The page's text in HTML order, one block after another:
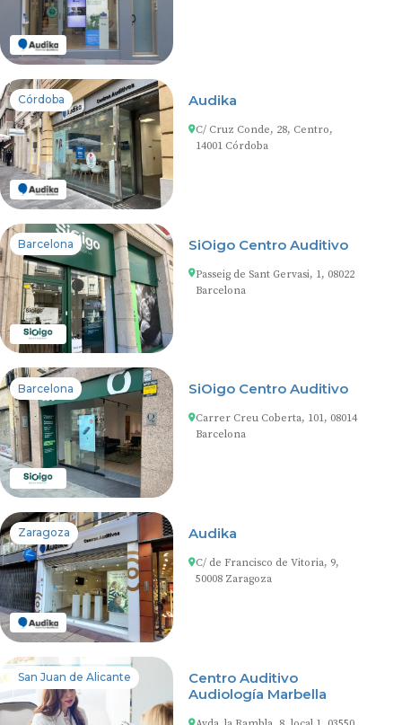
Córdoba Audika
C/ Cruz Conde, 28, Centro,
14001 Córdoba
Barcelona SiOigo Centro Auditivo
Passeig de Sant Gervasi, 1, 08022
Barcelona
Barcelona SiOigo Centro Auditivo
Carrer Creu Coberta, 101, 08014
Barcelona
Zaragoza Audika
C/ de Francisco de Vitoria, 9,
50008 Zaragoza
San Juan de Alicante
Centro Auditivo
Audiología Marbella